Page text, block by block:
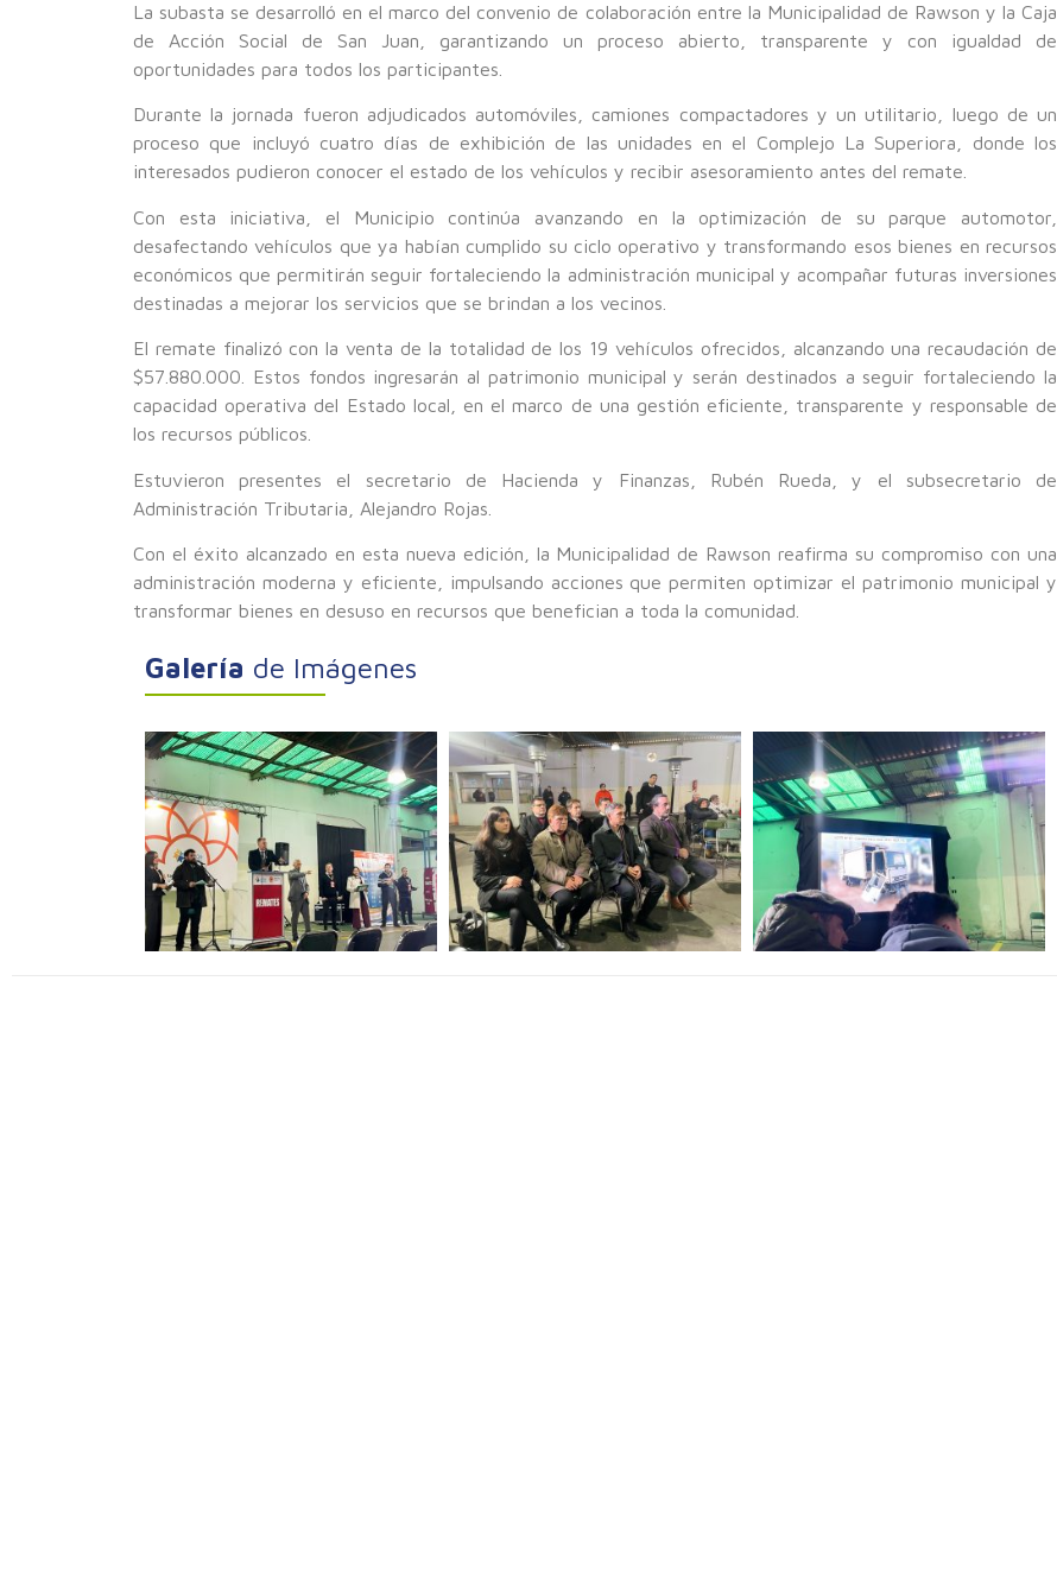
La subasta se desarrolló en el marco del convenio de colaboración entre la Municipalidad de Rawson y la Caja
de Acción Social de San Juan, garantizando un proceso abierto, transparente y con igualdad de
oportunidades para todos los participantes.
Durante la jornada fueron adjudicados automóviles, camiones compactadores y un utilitario, luego de un
proceso que incluyó cuatro días de exhibición de las unidades en el Complejo La Superiora, donde los
interesados pudieron conocer el estado de los vehículos y recibir asesoramiento antes del remate.
Con esta iniciativa, el Municipio continúa avanzando en la optimización de su parque automotor,
desafectando vehículos que ya habían cumplido su ciclo operativo y transformando esos bienes en recursos
económicos que permitirán seguir fortaleciendo la administración municipal y acompañar futuras inversiones
destinadas a mejorar los servicios que se brindan a los vecinos.
El remate finalizó con la venta de la totalidad de los 19 vehículos ofrecidos, alcanzando una recaudación de
$57.880.000. Estos fondos ingresarán al patrimonio municipal y serán destinados a seguir fortaleciendo la
capacidad operativa del Estado local, en el marco de una gestión eficiente, transparente y responsable de
los recursos públicos.
Estuvieron presentes el secretario de Hacienda y Finanzas, Rubén Rueda, y el subsecretario de
Administración Tributaria, Alejandro Rojas.
Con el éxito alcanzado en esta nueva edición, la Municipalidad de Rawson reafirma su compromiso con una
administración moderna y eficiente, impulsando acciones que permiten optimizar el patrimonio municipal y
transformar bienes en desuso en recursos que benefician a toda la comunidad.
Galería de Imágenes